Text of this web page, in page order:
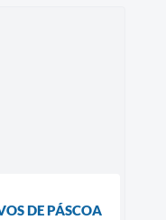
DE PÁSCOA